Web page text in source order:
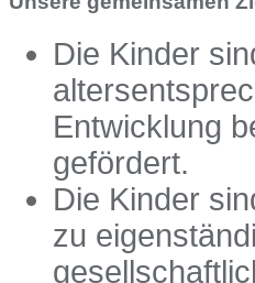
Die Kinder
Entwicklung
gefördert.
Die Kinder
zu